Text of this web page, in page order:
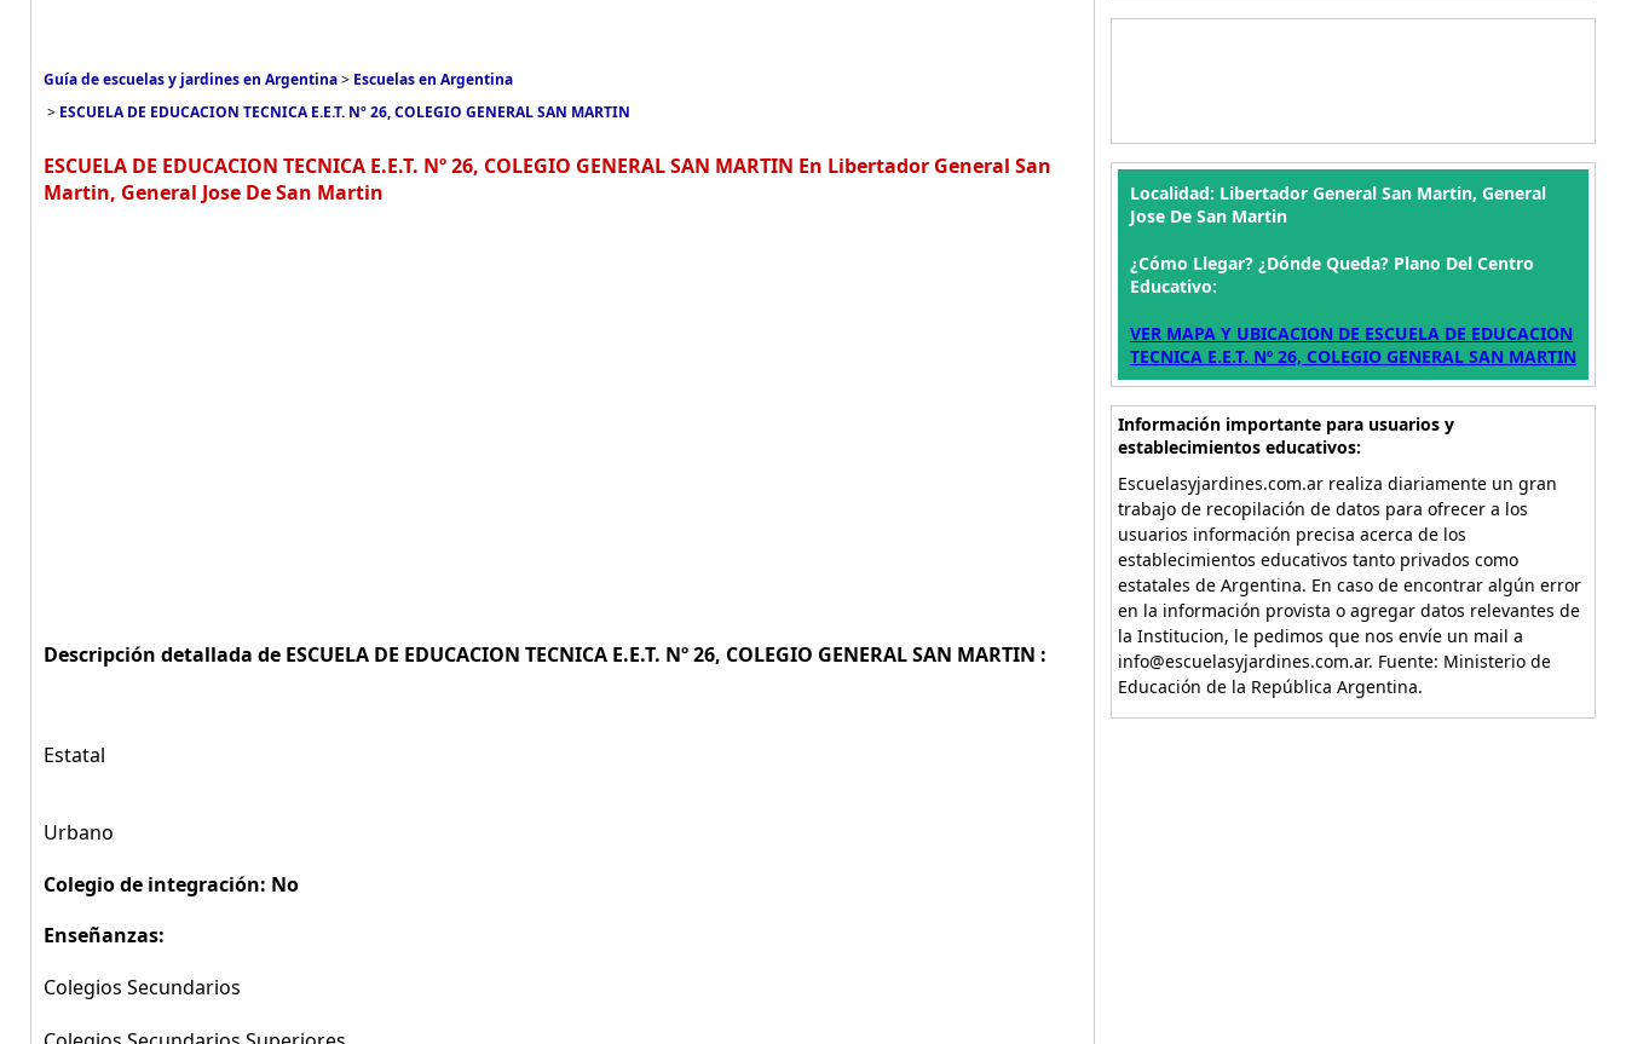
Guía de escuelas y jardines en Argentina> Escuelas en Argentina
> ESCUELA DE EDUCACION TECNICA E.E.T. Nº 26, COLEGIO GENERAL SAN MARTIN
ESCUELA DE EDUCACION TECNICA E.E.T. Nº 26, COLEGIO GENERAL SAN MARTIN En Libertador General San
Martin, General Jose De San Martin
Descripción detallada de ESCUELA DE EDUCACION TECNICA E.E.T. Nº 26, COLEGIO GENERAL SAN MARTIN :
Estatal
Urbano
Colegio de integración: No
Enseñanzas:
Colegios Secundarios
Localidad: Libertador General San Martin, General
Jose De San Martin
¿Cómo Llegar? ¿Dónde Queda? Plano Del Centro
Educativo:
VER MAPA Y UBICACION DE ESCUELA DE EDUCACION
TECNICA E.E.T. Nº 26, COLEGIO GENERAL SAN MARTIN
Información importante para usuarios y
establecimientos educativos:
Escuelasyjardines.com.ar realiza diariamente un gran
trabajo de recopilación de datos para ofrecer a los
usuarios información precisa acerca de los
establecimientos educativos tanto privados como
estatales de Argentina. En caso de encontrar algún error
en la información provista o agregar datos relevantes de
la Institucion, le pedimos que nos envíe un mail a
info@escuelasyjardines.com.ar. Fuente: Ministerio de
Educación de la República Argentina.